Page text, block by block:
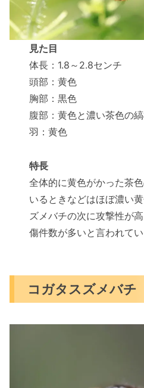
見た目
体長：1.8～2.8センチ
頭部：黄色
胸部：黒色
腹部：黄色と濃い茶色の
羽：黄色
特長
全体的に黄色がかった茶
いるときなどはほぼ濃い
ズメバチの次に攻撃性が
傷件数が多いと言われてい
コガタスズメバチ